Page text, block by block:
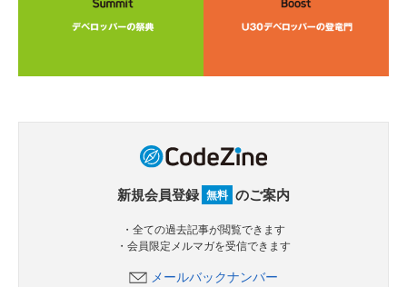
新規会員登録 無料 のご案内
・全ての過去記事が閲覧できます
・会員限定メルマガを受信できます
メールバックナンバー